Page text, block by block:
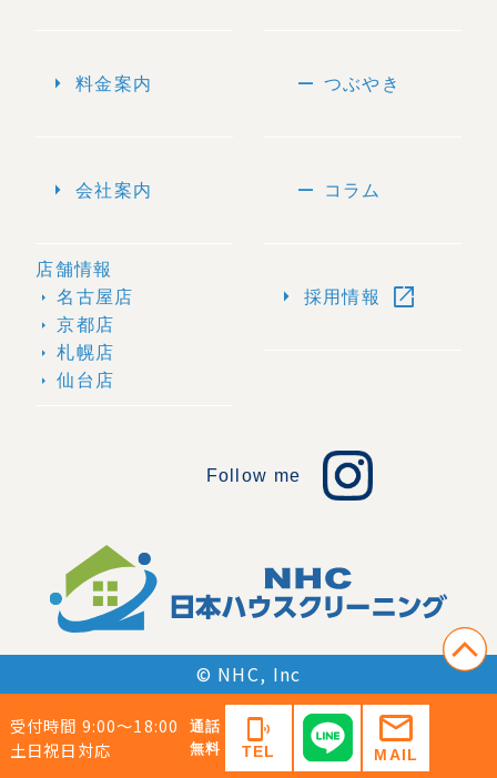
受付時間 9:00〜18:00
土日祝日対応
通話
無料
phonelink_ring
TEL
mail
MAIL
arrow_right 料金案内
arrow_right 会社案内
店舗情報
arrow_right 名古屋店
arrow_right 京都店
arrow_right 札幌店
arrow_right 仙台店
remove つぶやき
remove コラム
arrow_right 採用情報 open_in_new
Follow me
© NHC, Inc